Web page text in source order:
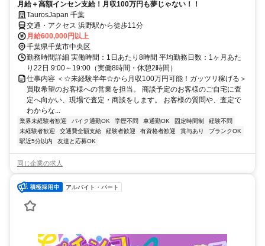
月給＋高額インセン支給！月収100万円も夢じゃない！！
TaurosJapan 千葉
交通・アクセス 浜野駅から徒歩11分
月給600,000円以上
千葉県千葉市中央区
勤務時間詳細 実働時間：1日あたり8時間 平均勤務日数：1ヶ月あた
り22日 9:00～19:00（実働8時間・休憩2時間）
仕事内容 ＜☆未経験半年☆から月収100万円可能！ガッツリ稼げる＞
買取希望のお客様への営業を担当。 商談予定のお客様のご自宅に査
定へ向かい、現場で査定・商談をします。 お客様の質問や、査定で
わからな...
業界未経験者歓迎 バイク通勤OK 学歴不問 車通勤OK 固定時間制
経験不問
未経験者歓迎
交通費全額支給 経験者歓迎 有資格者歓迎 賞与あり
ブランクOK
駅近5分以内
友達と応募OK
同じ企業の求人
アルバイト・パート